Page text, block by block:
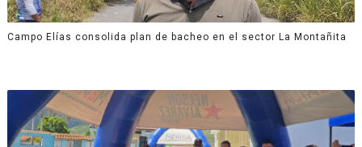
Campo Elías consolida plan de bacheo en el sector La Montañita